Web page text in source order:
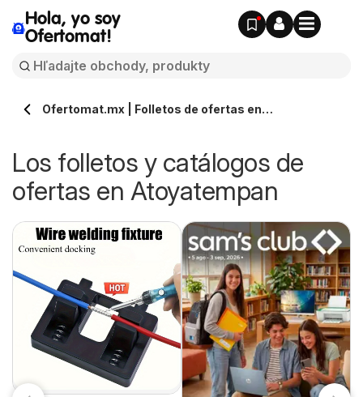
Hola, yo soy
Ofertomat!
Ofertomat.mx | Folletos de ofertas en
Los folletos y catálogos de
ofertas en Atoyatempan